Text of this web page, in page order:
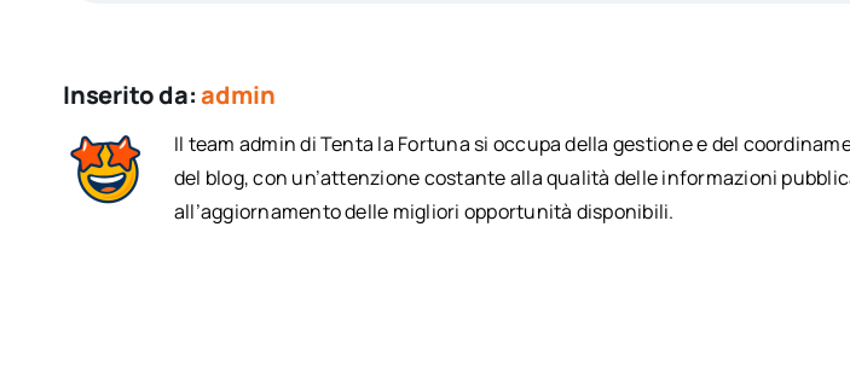
Inserito da:admin
Il team admin di Tenta la Fortuna si occupa della gestione e del
del blog, con un’attenzione costante alla qualità delle informazioni
all’aggiornamento delle migliori opportunità disponibili.